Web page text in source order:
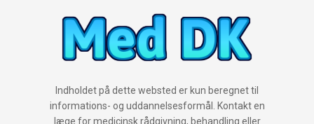
Indholdet på dette websted er kun beregnet til
informations- og uddannelsesformål. Kontakt en
læge for medicinsk rådgivning, behandling eller